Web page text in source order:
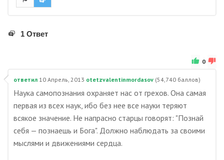
1 Ответ
0
ответил 10 Апрель, 2013 otetzvalentinmordasov (54,740 баллов)
Наука самопознания охраняет нас от грехов. Она самая
первая из всех наук, ибо без нее все науки теряют
всякое значение. Не напрасно старцы говорят: "Познай
себя — познаешь и Бога". Должно наблюдать за своими
мыслями и движениями сердца.